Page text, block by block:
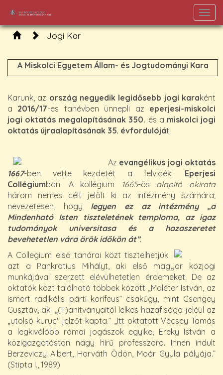
Jogi Kar
A Miskolci Egyetem Állam- és Jogtudományi Kara
Karunk, az ország negyedik legidősebb jogi karaként
a 2016/17-es tanévben ünnepli az eperjesi-miskolci
jogi oktatás megalapításának 350. és a miskolci jogi
oktatás újraalapításának 35. évfordulóját.
Az evangélikus jogi oktatás
1667-ben vette kezdetét a felvidéki Eperjesi
Collégiumban. A kollégium 1665-ös alapító okirata
három nemes célt jelölt ki az intézmény számára;
nevezetesen, hogy legyen ez az intézmény „a
Mindenható Isten tiszteletének temploma, az igaz
tudományok universitasa és a hazaszeretet
bevehetetlen vára örök időkön át”.
A Collegium első tanárai közt tisztelhetjük
azt a Pankratius Mihályt, aki első magyar közjogi
munkájával szerzett elévülhetetlen érdemeket. De az
oktatók közt található többek között „Maléter István, az
ismert radikális párti korifeus” csakúgy, mint Csengey
Gusztáv, aki „(T)anítványaitól lelkes hazafisága jeléül az
„utolsó kuruc" jelzőt kapta.” „Itt oktatott Vécsey Tamás
a legkiválóbb római jogászok egyike, Ereky István a
közigazgatástan nagy hírű professzora. Innen indult
Berzeviczy Albert, Horváth Ödön, Moór Gyula pályája.”
(Stipta I., 1989)